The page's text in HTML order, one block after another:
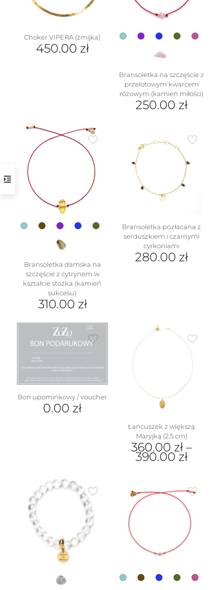
produktu
stronie
Choker VIPERA (żmijka)
450.00 zł
Bransoletka na szczęście z
przelotowym kwarcem
różowym (kamień miłości)
250.00 zł
wiele
wariantów.
można
wybrać
na
stronie
Bransoletka damska na
szczęście z cytrynem w
kształcie stożka (kamień
sukcesu)
310.00 zł
produkt
ma
wiele
wariantów.
można
wybrać
stronie
produktu
Bransoletka pozłacana z
serduszkiem i czarnymi
cyrkoniami
280.00 zł
Bon upominkowy / voucher
0.00 zł
Łańcuszek z większą
Maryjką (2,5 cm)
360.00 zł –
390.00 zł
wiele
wariantów.
stronie